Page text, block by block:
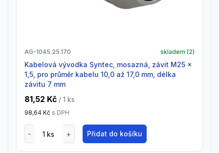
AG-1045.25.170 skladem (2)
Kabelová vývodka Syntec, mosazná, závit M25 x
1,5, pro průměr kabelu 10,0 až 17,0 mm, délka
závitu 7 mm
81,52 Kč / 1 ks
98,64 Kč s DPH
Přidat do košíku